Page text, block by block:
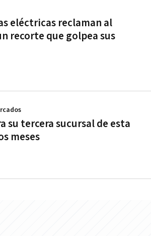
eléctricas reclaman al
recorte que golpea sus
su tercera sucursal de esta
meses